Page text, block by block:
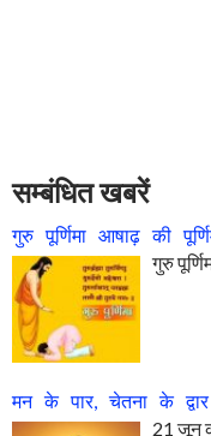
सम्बंधित खबरें
गुरु पूर्णिमा आषाढ़ की
गुरु
मन के पार, चेतना के
21 जून